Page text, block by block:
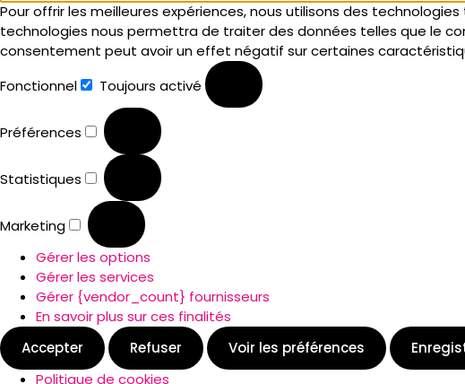
Pour offrir les meilleures expériences, nous utilisons des
technologies nous permettra de traiter des données telles que le
consentement peut avoir un effet négatif sur certaines
Fonctionnel
Toujours activé
Préférences
Statistiques
Marketing
Gérer les options
Gérer les services
Gérer {vendor_count} fournisseurs
En savoir plus sur ces finalités
Accepter
Refuser Voir les préférences
Politique de cookies